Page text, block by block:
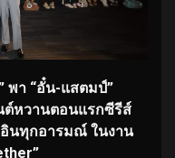
พา “อั๋น-แสตมป์”
ต์หวานตอนแรกซีรีส์
อินทุกอารมณ์ ในงาน